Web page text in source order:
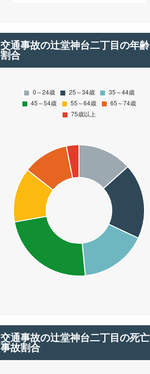
交通事故の辻堂神台二丁目の年齢
割合
交通事故の辻堂神台二丁目の死亡
事故割合